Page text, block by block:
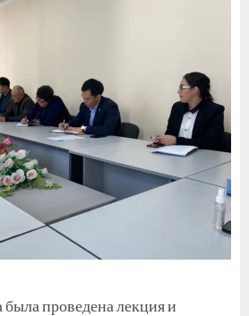
была проведена лекция и